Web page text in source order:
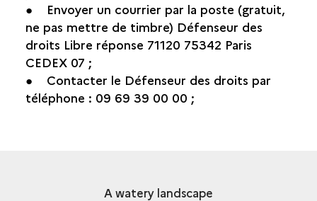
● Envoyer un courrier par la poste (gratuit,
ne pas mettre de timbre) Défenseur des
droits Libre réponse 71120 75342 Paris
CEDEX 07 ;
● Contacter le Défenseur des droits par
téléphone : 09 69 39 00 00 ;
A watery landscape